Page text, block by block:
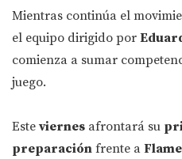
Mientras continúa el
el equipo dirigido por
comienza a sumar
juego.
Este viernes afrontará su
preparación frente a